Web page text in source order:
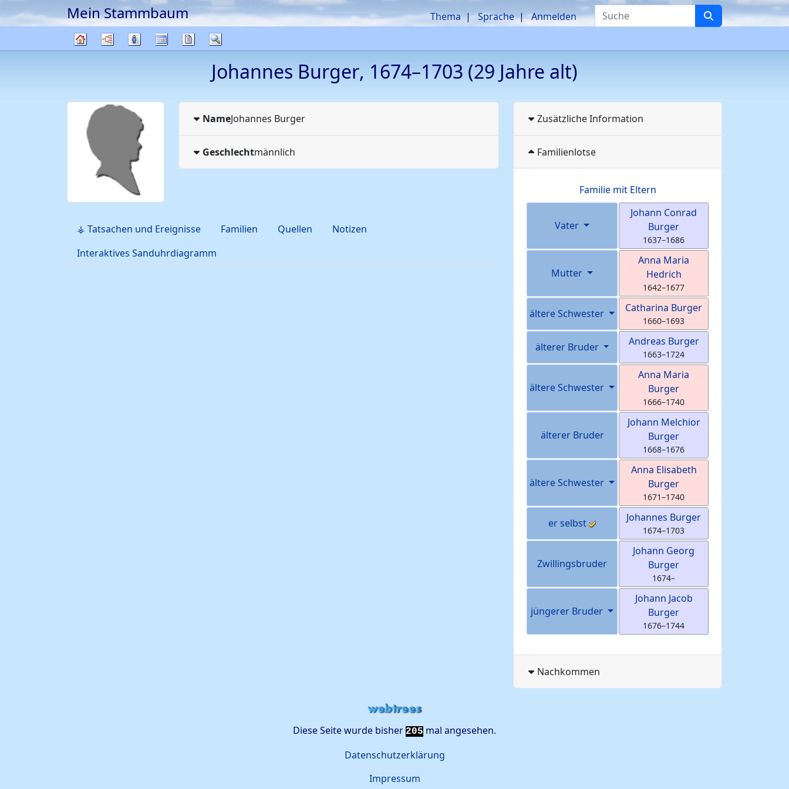
Weiter zu Hauptseite
Mein Stammbaum Suche
Thema Sprache Anmelden
Diagramme
Listen KalenderBerichte
Johannes Burger, 1674–1703 (29 Jahre alt)
NameJohannes Burger
Geschlechtmännlich
⚶ Tatsachen und Ereignisse Familien Quellen
Notizen
Interaktives Sanduhrdiagramm
Zusätzliche Information
Familienlotse
Familie mit Eltern
Vater
Johann Conrad
Burger
1637–1686
Mutter
Anna Maria
Hedrich
1642–1677
ältere Schwester Catharina Burger
1660–1693
älterer Bruder Andreas Burger
1663–1724
ältere Schwester
Anna Maria
Burger
1666–1740
älterer Bruder
Johann Melchior
Burger
1668–1676
ältere Schwester
Anna Elisabeth
Burger
1671–1740
er selbst Johannes Burger
1674–1703
Zwillingsbruder
Johann Georg
Burger
1674–
jüngerer Bruder
Johann Jacob
Burger
1676–1744
Nachkommen
Diese Seite wurde bisher 205 mal angesehen.
Datenschutzerklärung
Impressum